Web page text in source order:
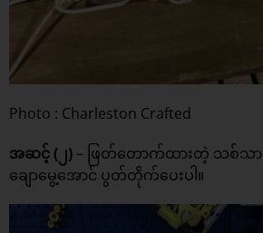
Photo : Charleston Crafted
အဆင့် (၂) – ဖြတ်တောက်ထားတဲ့ သစ်သာ
ချောမွေ့အောင် ပွတ်တိုက်ပေးပါ။